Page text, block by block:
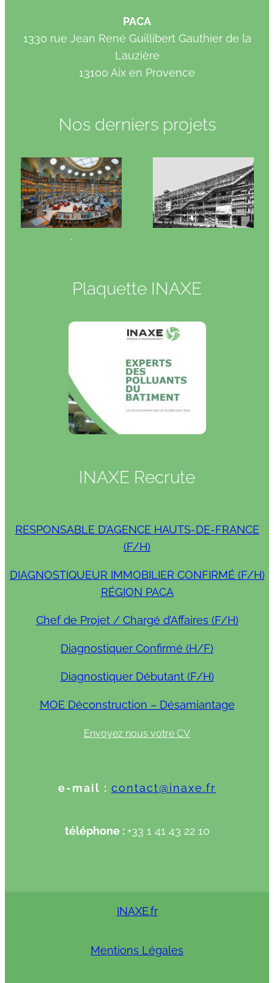
PACA
1330 rue Jean René Guillibert Gauthier de la
Lauzière
13100 Aix en Provence
Nos derniers projets
.
Plaquette INAXE
INAXE Recrute
RESPONSABLE D’AGENCE HAUTS-DE-FRANCE
(F/H)
DIAGNOSTIQUEUR IMMOBILIER CONFIRMÉ (F/H)
RÉGION PACA
Chef de Projet / Chargé d’Affaires (F/H)
Diagnostiquer Confirmé (H/F)
Diagnostiquer Débutant (F/H)
MOE Déconstruction – Désamiantage
Envoyez nous votre CV
e-mail : contact@inaxe.fr
téléphone : +33 1 41 43 22 10
INAXE.fr
Mentions Légales